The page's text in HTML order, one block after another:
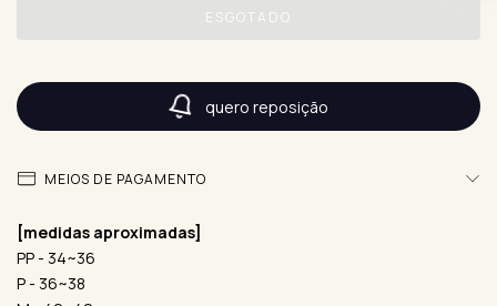
quero reposição
MEIOS DE PAGAMENTO
[medidas aproximadas]
PP - 34~36
P - 36~38